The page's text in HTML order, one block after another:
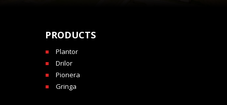
PRODUCTS
Plantor
Drilor
Pionera
Gringa